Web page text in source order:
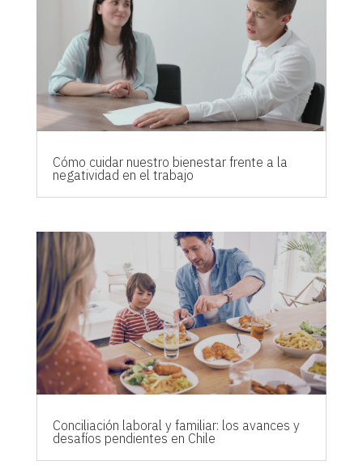
Cómo cuidar nuestro bienestar frente a la
negatividad en el trabajo
Conciliación laboral y familiar: los avances y
desafíos pendientes en Chile